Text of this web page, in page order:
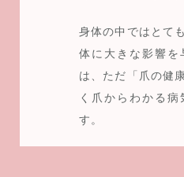
身体の中ではとて
体に大きな影響を
は、ただ「爪の健
く爪からわかる病
す。